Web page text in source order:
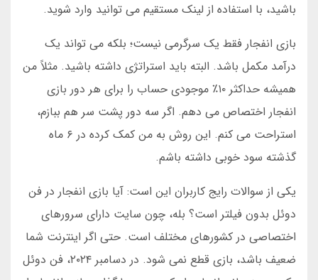
باشید، با استفاده از لینک مستقیم می توانید وارد شوید.
بازی انفجار فقط یک سرگرمی نیست؛ بلکه می تواند یک
درآمد مکمل باشد. البته باید استراتژی داشته باشید. مثلاً من
همیشه حداکثر ۱۰٪ موجودی حساب را برای هر دور بازی
انفجار اختصاص می دهم. اگر سه دور پشت سر هم ببازم،
استراحت می کنم. این روش به من کمک کرده در ۶ ماه
گذشته سود خوبی داشته باشم.
یکی از سوالات رایج کاربران این است: آیا بازی انفجار در فن
دوئل بدون فیلتر است؟ بله، چون سایت دارای سرورهای
اختصاصی در کشورهای مختلف است. حتی اگر اینترنت شما
ضعیف باشد، بازی قطع نمی شود. در دسامبر ۲۰۲۴، فن دوئل